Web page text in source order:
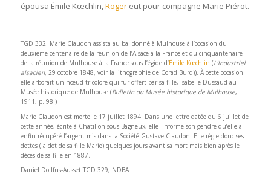
épousa Émile Kœchlin,Rogereut pour compagne Marie Piérot.
TGD 332. Marie Claudon assista au bal donné à Mulhouse à l’occasion du
deuxième centenaire de la réunion de l’Alsace à la France et du cinquantenaire
de la réunion de Mulhouse à la France sous l’égide d’Émile Kœchlin (L’Industriel
alsacien, 29 octobre 1848, voir la lithographie de Corad Burq)). À cette occasion
elle arborait un nœud tricolore qui fur offert par sa fille, Isabelle Dussaud au
Musée historique de Mulhouse (Bulletin du Musée historique de Mulhouse,
1911, p. 98.)
Marie Claudon est morte le 17 juillet 1894. Dans une lettre datée du 6 juillet de
cette année, écrite à Chatillon-sous-Bagneux, elle informe son gendre qu’elle a
enfin récupéré l’argent mis dans la Société Gustave Claudon. Elle règle donc ses
dettes (la dot de sa fille Marie) quelques jours avant sa mort mais bien après le
décès de sa fille en 1887.
Daniel Dollfus-Ausset TGD 329, NDBA